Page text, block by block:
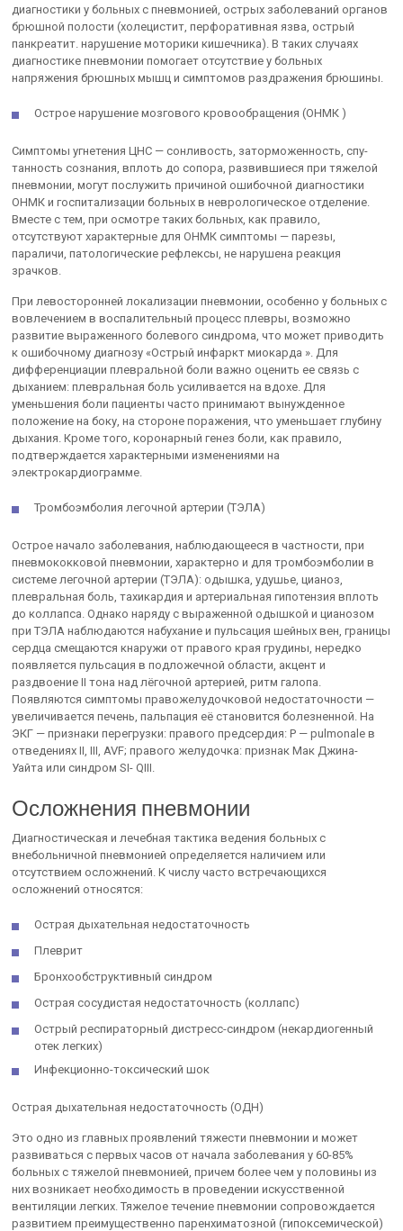
диагностики у больных с пневмонией, острых заболеваний органов
брюшной полости (холецистит, перфоративная язва, острый
панкреатит. нарушение моторики кишечни­ка). В таких случаях
диагностике пневмонии помогает отсутствие у больных
напряжения брюшных мышц и симптомов раздражения брюшины.
Острое нарушение мозгового кровообращения (ОНМК )
Симптомы угнетения ЦНС — сонливость, заторможенность, спу­
танность сознания, вплоть до сопора, развившиеся при тяжелой
пнев­монии, могут послужить причиной ошибочной диагностики
ОНМК и госпитализации больных в неврологическое отделение.
Вместе с тем, при осмотре таких больных, как правило,
отсутствуют характерные для ОНМК симптомы — парезы,
параличи, патологические рефлексы, не нарушена реакция
зрачков.
При левосторонней локализации пневмонии, особенно у больных с
вовлечением в воспалительный процесс плевры, возможно
развитие выраженного болевого синдрома, что может приводить
к ошибочному диагнозу «Острый инфаркт миокарда ». Для
дифференциации плевральной боли важно оценить ее связь с
дыханием: плевральная боль усиливается на вдохе. Для
уменьшения боли пациенты часто принимают вынужденное
положение на боку, на стороне поражения, что уменьшает глубину
дыхания. Кроме того, ко­ронарный генез боли, как правило,
подтверждается характерными из­менениями на
электрокардиограмме.
Тромбоэмболия легочной артерии (ТЭЛА)
Острое начало заболевания, наблюдающееся в частности, при
пневмококковой пневмонии, характерно и для тромбоэмболии в
си­стеме легочной артерии (ТЭЛА): одышка, удушье, цианоз,
плевральная боль, тахикардия и артериальная гипотензия вплоть
до коллапса. Однако наряду с выраженной одышкой и цианозом
при ТЭЛА на­блюдаются набухание и пульсация шейных вен, границы
сердца сме­щаются кнаружи от правого края грудины, нередко
появляется пульса­ция в подложечной области, акцент и
раздвоение II тона над лёгочной артерией, ритм галопа.
Появляются симптомы правожелудочковой не­достаточности —
увеличивается печень, пальпация её становится болез­ненной. На
ЭКГ — признаки перегрузки: правого предсердия: Р — pulmonale в
отведениях II, III, AVF; правого желудочка: признак Мак Джина-
Уайта или синдром SI- QIII.
Осложнения пневмонии
Диагностическая и лечебная тактика ведения больных с
внебольничной пневмонией определяется наличием или
отсутствием ослож­нений. К числу часто встречающихся
осложнений относятся:
Острая дыхательная недостаточность
Плеврит
Бронхообструктивный синдром
Острая сосудистая недостаточность (коллапс)
Острый респираторный дистресс-синдром (некардиогенный
отек легких)
Инфекционно-токсический шок
Острая дыхательная недостаточность (ОДН)
Это одно из главных проявлений тяжести пневмонии и может
развиваться с первых часов от начала заболевания у 60-85%
больных с тяжелой пневмонией, причем более чем у половины из
них возни­кает необходимость в проведении искусственной
вентиляции легких. Тяжелое течение пневмонии сопровождается
развитием преимуще­ственно паренхиматозной (гипоксемической)